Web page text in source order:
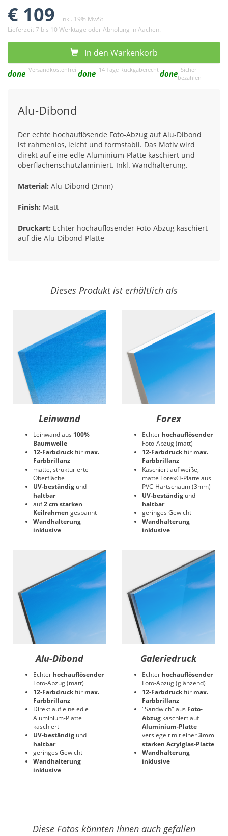
€ 109
inkl. 19% MwSt
Lieferzeit 7 bis 10 Werktage oder Abholung in Aachen.
In den Warkenkorb
done Versandkostenfrei done 14 Tage Rückgaberechtdone Sicher
bezahlen
Alu-Dibond
Der echte hochauflösende Foto-Abzug auf Alu-Dibond
ist rahmenlos, leicht und formstabil. Das Motiv wird
direkt auf eine edle Aluminium-Platte kaschiert und
oberflächenschutzlaminiert. Inkl. Wandhalterung.
Material: Alu-Dibond (3mm)
Finish: Matt
Druckart: Echter hochauflösender Foto-Abzug kaschiert
auf die Alu-Dibond-Platte
Dieses Produkt ist erhältlich als
Leinwand
Leinwand aus 100%
Baumwolle
12-Farbdruckfür max.
Farbbrillanz
matte, strukturierte
Oberfläche
UV-beständig und
haltbar
auf2 cm starken
Keilrahmen gespannt
Wandhalterung
inklusive
Forex
Echter hochauflösender
Foto-Abzug (matt)
12-Farbdruckfür max.
Farbbrillanz
Kaschiert auf weiße,
matte Forex©-Platte aus
PVC-Hartschaum (3mm)
UV-beständig und
haltbar
geringes Gewicht
Wandhalterung
inklusive
Alu-Dibond
Echter hochauflösender
Foto-Abzug (matt)
12-Farbdruckfür max.
Farbbrillanz
Direkt auf eine edle
Aluminium-Platte
kaschiert
UV-beständig und
haltbar
geringes Gewicht
Wandhalterung
inklusive
Galeriedruck
Echter hochauflösender
Foto-Abzug (glänzend)
12-Farbdruckfür max.
Farbbrillanz
"Sandwich" aus Foto-
Abzug kaschiert auf
Aluminium-Platte
versiegelt mit einer3mm
starken Acrylglas-Platte
Wandhalterung
inklusive
Diese Fotos könnten Ihnen auch gefallen